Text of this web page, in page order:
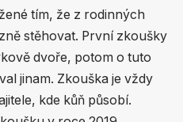
tím, že z rodinných
stěhovat. První zkoušky
dvoře, potom o tuto
jinam. Zkouška je vždy
kde kůň působí.